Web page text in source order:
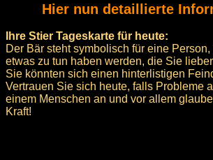
Hier nun detaillierte
Ihre Stier Tageskarte für heute:
Der Bär steht symbolisch für eine
etwas zu tun haben werden, die Sie
Sie könnten sich einen hinterlistigen
Vertrauen Sie sich heute, falls Probleme
einem Menschen an und vor allem
Kraft!